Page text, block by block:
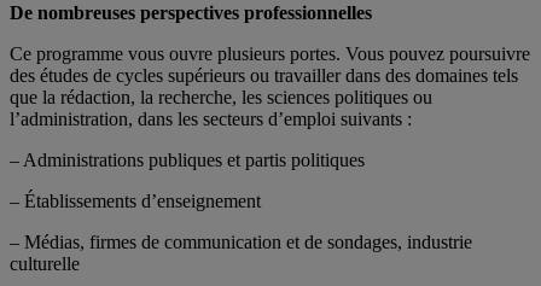
De nombreuses perspectives professionnelles
Ce programme vous ouvre plusieurs portes. Vous pouvez poursuivre
des études de cycles supérieurs ou travailler dans des domaines tels
que la rédaction, la recherche, les sciences politiques ou
l’administration, dans les secteurs d’emploi suivants :
– Administrations publiques et partis politiques
– Établissements d’enseignement
– Médias, firmes de communication et de sondages, industrie
culturelle